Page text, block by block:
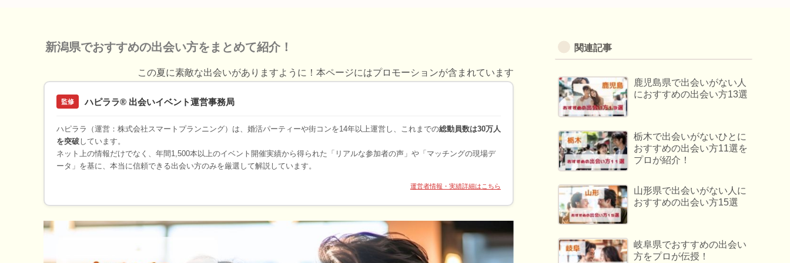
新潟県でおすすめの出会い方をまとめて紹介！
この夏に素敵な出会いがありますように！本ページにはプロモーションが含まれています
監修 ハピララ® 出会いイベント運営事務局
ハピララ（運営：株式会社スマートプランニング）は、婚活パーティーや街コンを14年以上運営し、これまでの総動員数は30万人
を突破 しています。
ネット上の情報だけでなく、年間1,500本以上のイベント開催実績から得られた「リアルな参加者の声」や「マッチングの現場デ
ータ」を基に、本当に信頼できる出会い方のみを厳選して解説しています。
運営者情報・実績詳細はこちら
関連記事
鹿児島県で出会いがない人
におすすめの出会い方13選
栃木で出会いがないひとに
おすすめの出会い方11選を
プロが紹介！
山形県で出会いがない人に
おすすめの出会い方15選
岐阜県でおすすめの出会い
方をプロが伝授！